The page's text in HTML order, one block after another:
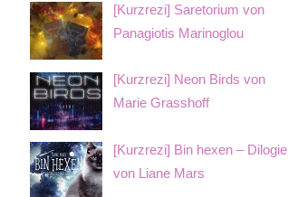
[Kurzrezi] Saretorium von
Panagiotis Marinoglou
[Kurzrezi] Neon Birds von
Marie Grasshoff
[Kurzrezi] Bin hexen – Dilogie
von Liane Mars